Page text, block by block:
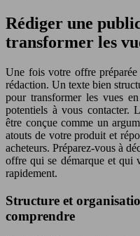
Rédiger une
transformer les
Une fois votre offre
rédaction. Un texte bien
pour transformer les vues
potentiels à vous contacter.
être conçue comme un
atouts de votre produit et
acheteurs. Préparez-vous à
offre qui se démarque et qui
rapidement.
Structure et
comprendre